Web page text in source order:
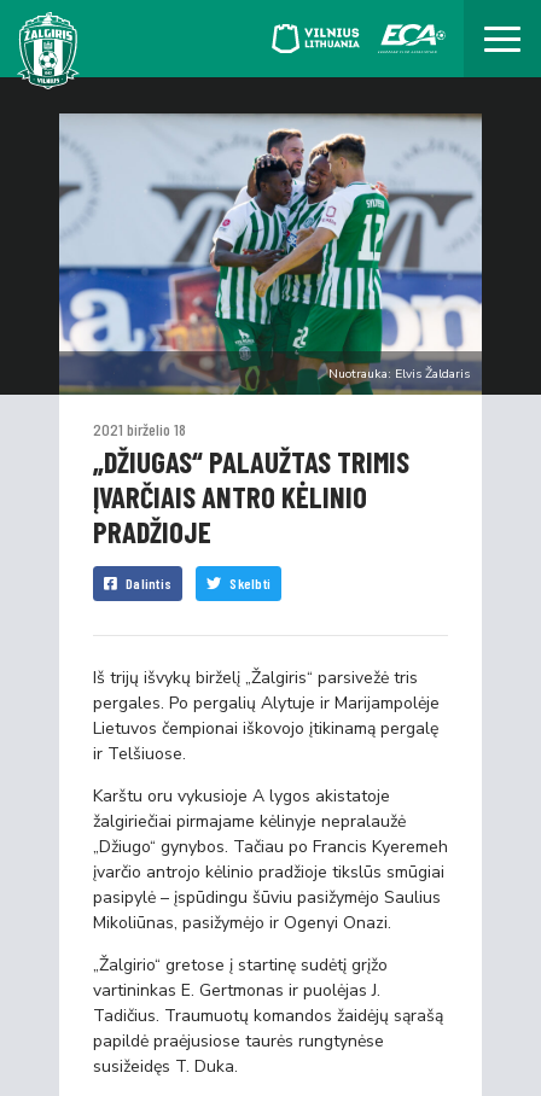
Nuotrauka: Elvis Žaldaris
2021 birželio 18
„DŽIUGAS“ PALAUŽTAS TRIMIS
ĮVARČIAIS ANTRO KĖLINIO
PRADŽIOJE
Dalintis Skelbti
Iš trijų išvykų birželį „Žalgiris“ parsivežė tris
pergales. Po pergalių Alytuje ir Marijampolėje
Lietuvos čempionai iškovojo įtikinamą pergalę
ir Telšiuose.
Karštu oru vykusioje A lygos akistatoje
žalgiriečiai pirmajame kėlinyje nepralaužė
„Džiugo“ gynybos. Tačiau po Francis Kyeremeh
įvarčio antrojo kėlinio pradžioje tikslūs smūgiai
pasipylė – įspūdingu šūviu pasižymėjo Saulius
Mikoliūnas, pasižymėjo ir Ogenyi Onazi.
„Žalgirio“ gretose į startinę sudėtį grįžo
vartininkas E. Gertmonas ir puolėjas J.
Tadičius. Traumuotų komandos žaidėjų sąrašą
papildė praėjusiose taurės rungtynėse
susižeidęs T. Duka.